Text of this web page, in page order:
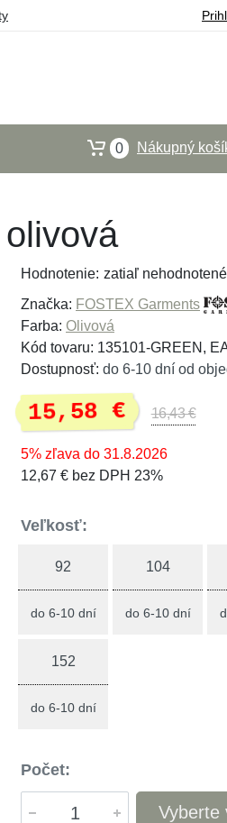
0 Nákupný
Hodnotenie: zatiaľ
Značka: FOSTEX Garments
Farba: Olivová
Kód tovaru: 135101-GREEN,
Dostupnosť: do 6-10 dní od
15,58 € 16,43 €
5% zľava do 31.8.2026
12,67 € bez DPH 23%
Veľkosť:
92
do 6-10 dní
104
do 6-10 dní
152
do 6-10 dní
Počet:
Vyberte